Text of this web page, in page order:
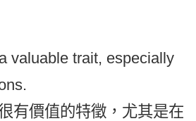
valuable trait, especially
有價值的特徵，尤其是在